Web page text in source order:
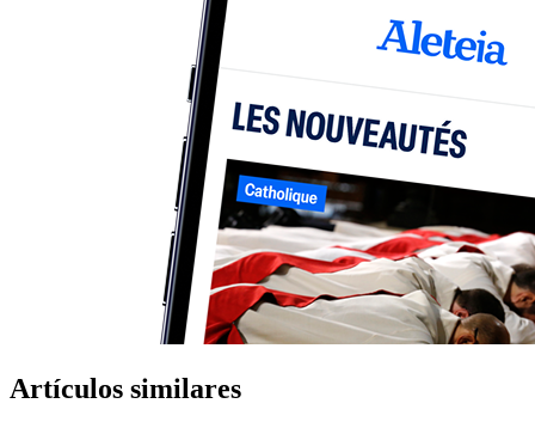
Artículos similares